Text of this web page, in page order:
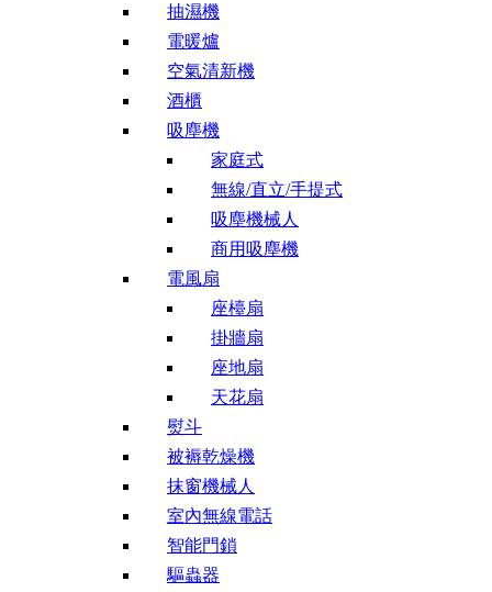
抽濕機
電暖爐
空氣清新機
酒櫃
吸塵機
家庭式
無線/直立/手提式
吸塵機械人
商用吸塵機
電風扇
座檯扇
掛牆扇
座地扇
天花扇
熨斗
被褥乾燥機
抹窗機械人
室內無線電話
智能門鎖
驅蟲器